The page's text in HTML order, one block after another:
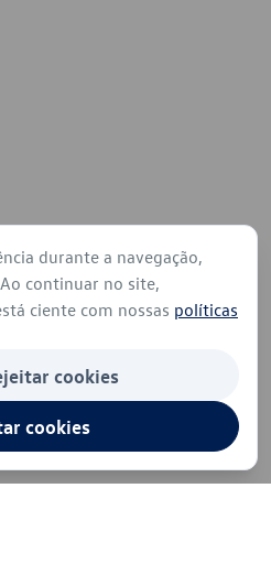
durante a navegação,
continuar no site,
ciente com nossas políticas
cookies
cookies